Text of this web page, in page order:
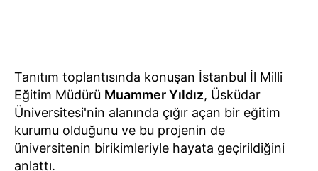
Tanıtım toplantısında konuşan İstanbul İl Milli
Eğitim Müdürü Muammer Yıldız, Üsküdar
Üniversitesi'nin alanında çığır açan bir eğitim
kurumu olduğunu ve bu projenin de
üniversitenin birikimleriyle hayata geçirildiğini
anlattı.